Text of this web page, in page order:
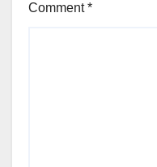
Comment*